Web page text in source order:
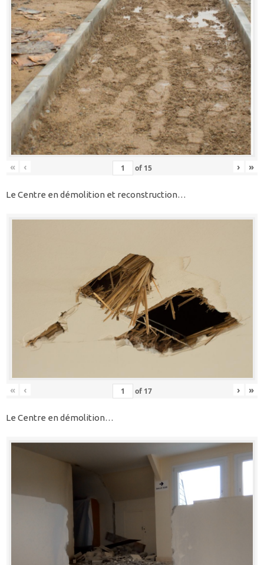
« ‹ of 15 › »
Le Centre en démolition et reconstruction…
« ‹ of 17 › »
Le Centre en démolition…